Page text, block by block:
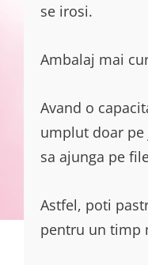
se irosi.
Ambalaj mai
Avand o
umplut doar
sa ajunga pe
Astfel, poti
pentru un timp